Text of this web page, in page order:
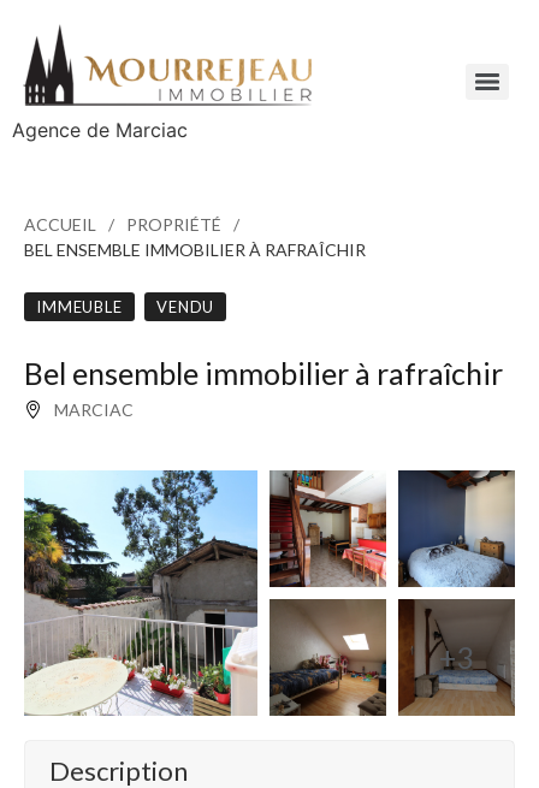
Agence de Marciac
ACCUEIL
PROPRIÉTÉ
BEL ENSEMBLE IMMOBILIER À RAFRAÎCHIR
IMMEUBLE VENDU
Bel ensemble immobilier à rafraîchir
MARCIAC
+3
Description